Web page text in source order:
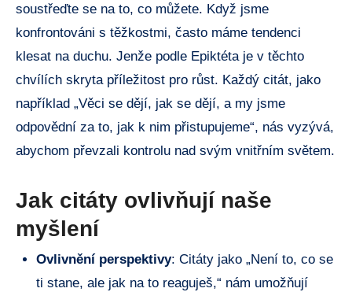
soustřeďte se na to, co můžete. Když jsme
konfrontováni s těžkostmi, často máme tendenci
klesat na duchu. Jenže podle Epiktéta je v těchto
chvílích skryta příležitost pro růst. Každý citát, jako
například „Věci se dějí, jak se dějí, a my jsme
odpovědní za to, jak k nim přistupujeme“, nás vyzývá,
abychom převzali kontrolu nad svým vnitřním světem.
Jak citáty ovlivňují naše
myšlení
Ovlivnění perspektivy: Citáty jako „Není to, co se
ti stane, ale jak na to reaguješ,“ nám umožňují